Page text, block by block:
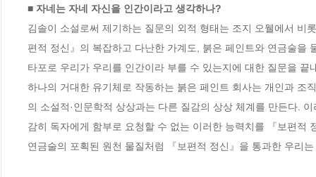
■ 자네는 자네 자신을 인간이라고 생각하나?
김솔이 소설로써 제기하는 질문의 외적 형태는 조지 오웰에서 비
편적 정신』의 복잡하고 다난한 가계도, 붉은 페인트와 연금술
타포로 우리가 우리를 인간이라 부를 수 있는지에 대한 질문을 끝
하나의 거대한 유기체로 작동하는 붉은 페인트 회사는 개인과 조
의 소설적·인문학적 상상과는 다른 질감의 상상 체계를 만든다.
감히 독자에게 함부로 요청할 수 없는 이러한 능력치를 『보편적
연금술의 포획된 원천 물질처럼 『보편적 정신』을 통과한 우리